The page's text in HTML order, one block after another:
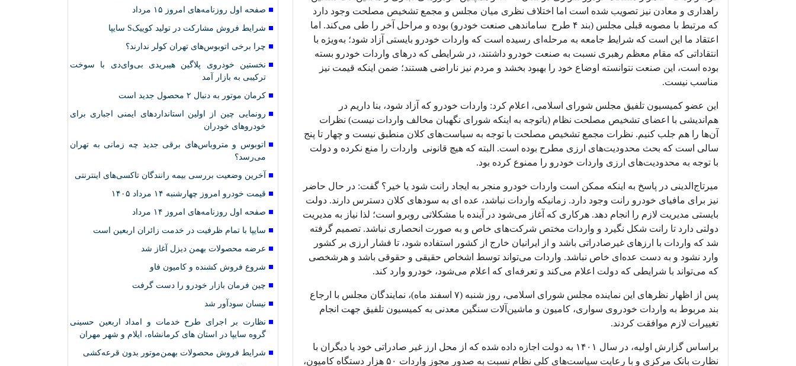
راهداری و معادن نیز تصویب شده است اما اختلاف نظری میان مجلس و مجمع تشخیص مصلحت وجود دارد
که مرتبط با مصوبه قبلی مجلس (بند ۴ طرح ساماندهی صنعت خودرو) بوده و مراحل آخر را طی می‌کند. اما
اعتقاد ما این است که شرایط جامعه به مرحله‌ای رسیده است که واردات خودرو بایستی آزاد شود؛ به‌ویژه با
انتقاداتی که مقام معظم رهبری نسبت به صنعت خودرو داشتند، در شرایطی که درهای واردات خودرو بسته
بوده است، این صنعت نتوانسته اوضاع خود را بهبود بخشد و مردم نیز ناراضی هستند؛ ضمن اینکه قیمت نیز
مناسب نیست.
این عضو کمیسیون تلفیق مجلس شورای اسلامی، اعلام کرد: واردات خودرو که آزاد شود، بنا داریم در
هم‌اندیشی با اعضای تشخیص مصلحت نظام (باتوجه به اینکه شورای نگهبان مخالف واردات نیست) نظرات
آن‌ها را هم جلب کنیم. نظرات مجمع تشخیص مصلحت با توجه به سیاست‌های کلان منطبق نیست و چهار تا پنج
سالی است که بحث محدودیت‌های ارزی مطرح بوده است. البته که هیچ قانونی واردات را منع نکرده و دولت
با توجه به محدودیت‌های ارزی واردات خودرو را ممنوع کرده بود.
میرتاج‌الدینی در پاسخ به اینکه ممکن است واردات خودرو منجر به ایجاد رانت شود یا خیر؟ گفت: در حال حاضر
نیز برای مافیای خودرو رانت وجود دارد. زمانیکه واردات نباشد، عده ای به سودهای کلان دسترس دارند. دولت
بایستی مدیریت لازم را انجام دهد. هرکاری که آغاز می‌شود در آینده با مشکلاتی روبرو است؛ لذا نیاز به مدیریت
دولتی دارد تا رانت شکل نگیرد و واردات مختص شرکت‌های خاص و به صورت انحصاری نباشد. تصمیم گرفته
شد که واردات با ارزهای غیرصادراتی باشد و از ایرانیان خارج از کشور استفاده شود، تا فشار ارزی بر کشور
وارد نشود و به دست عده‌ای خاص نباشد. واردات می‌تواند توسط اشخاص حقیقی و حقوقی باشد و هرشخصی
که می‌تواند با شرایطی که دولت اعلام می‌کند و تعرفه‌ای که اعلام می‌شود، خودرو وارد کند.
پس از اظهار نظرهای این نماینده مجلس شورای اسلامی، روز شنبه (۷ اسفند ماه)، نمایندگان مجلس با ارجاع
بند مربوط به واردات خودروی سواری، کامیون و ماشین‌آلات سنگین معدنی به کمیسیون تلفیق جهت انجام
تغییرات لازم موافقت کردند.
براساس گزارش اولیه، در سال ۱۴۰۱ به دولت اجازه داده شده که از محل ارز غیر صادراتی خود یا دیگران با
نظارت بانک مرکزی و با رعایت سیاست‌های کلی نظام نسبت به صدور مجوز واردات ۵۰ هزار دستگاه کامیون،
صفحه اول روزنامه‌های امروز ۱۵ مرداد
شرایط فروش مشارکت در تولید کوییکS سایپا
چرا برخی اتوبوس‌های تهران کولر ندارند؟
نخستین خودروی پلاگین هیبریدی بی‌وای‌دی با سوخت
ترکیبی به بازار آمد
کرمان موتور به دنبال ۲ محصول جدید است
رونمایی چین از اولین استانداردهای ایمنی اجباری برای
خودروهای خودران
اتوبوس و متروباس‌های برقی جدید چه زمانی به تهران
می‌رسد؟
آخرین وضعیت بررسی بیمه رانندگان تاکسی‌های اینترنتی
قیمت خودرو امروز چهارشنبه ۱۴ مرداد ۱۴۰۵
صفحه اول روزنامه‌های امروز ۱۴ مرداد
سایپا با تمام ظرفیت در خدمت زائران اربعین است
عرضه محصولات بهمن دیزل آغاز شد
شروع فروش کشنده و کامیون فاو
چین فرمان بازار خودرو را دست گرفت
نیسان سودآور شد
نظارت بر اجرای طرح خدمات و امداد اربعین حسینی
گروه سایپا در استان های کرمانشاه، ایلام و شهر مهران
شرایط فروش محصولات بهمن‌موتور بدون قرعه‌کشی